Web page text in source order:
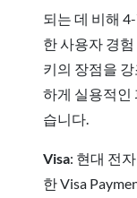
되는 데 비해
한 사용자 경
키의 장점을
하게 실용적인
습니다.
Visa: 현대 전
한 Visa